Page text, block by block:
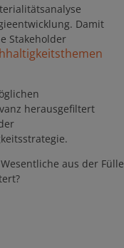
Damit
Stakeholder
herausgefiltert
aus der Fülle